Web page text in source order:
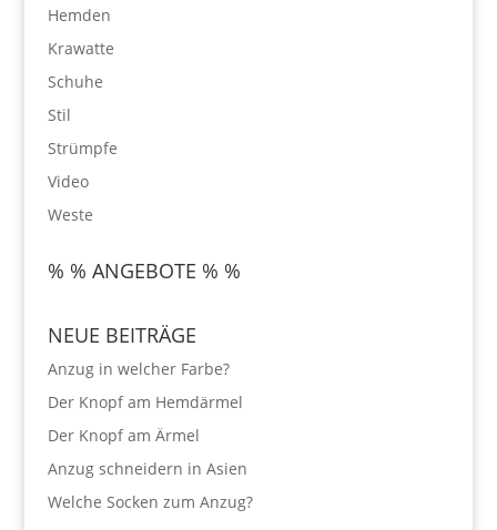
Hemden
Krawatte
Schuhe
Stil
Strümpfe
Video
Weste
% % ANGEBOTE % %
NEUE BEITRÄGE
Anzug in welcher Farbe?
Der Knopf am Hemdärmel
Der Knopf am Ärmel
Anzug schneidern in Asien
Welche Socken zum Anzug?